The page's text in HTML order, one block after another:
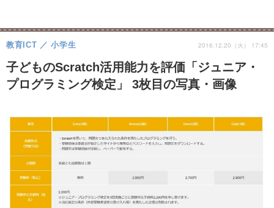
子どものScratch活用能力を評価「ジュニア・
プログラミング検定」 3枚目の写真・画像
教育ICT 小学生 2016.12.20（火） 17:45